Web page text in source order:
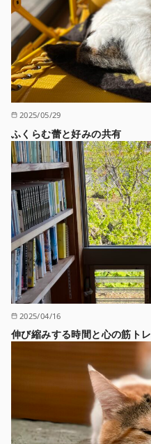
2025/05/29
ふくらむ蕾と好みの共有
2025/04/16
伸び縮みする時間と心の筋トレ